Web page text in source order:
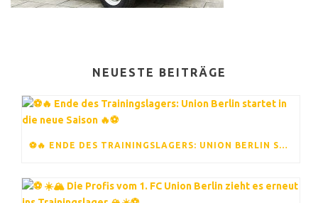
NEUESTE BEITRÄGE
⚽️🔥 ENDE DES TRAININGSLAGERS: UNION BERLIN STARTET IN DIE NEUE SAISON 🔥⚽️